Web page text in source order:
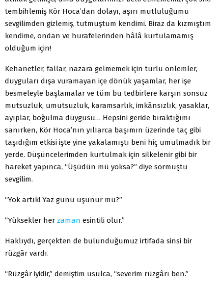
tembihlemiş Kör Hoca’dan dolayı, aşırı mutluluğumu
sevgilimden gizlemiş, tutmuştum kendimi. Biraz da kızmıştım
kendime, ondan ve hurafelerinden hâlâ kurtulamamış
olduğum için!
Kehanetler, fallar, nazara gelmemek için türlü önlemler,
duyguları dışa vuramayan içe dönük yaşamlar, her işe
besmeleyle başlamalar ve tüm bu tedbirlere karşın sonsuz
mutsuzluk, umutsuzluk, karamsarlık, imkânsızlık, yasaklar,
ayıplar, boğulma duygusu… Hepsini geride bıraktığımı
sanırken, Kör Hoca’nın yılIarca başımın üzerinde taç gibi
taşıdığım etkisi işte yine yakalamıştı beni hiç umulmadık bir
yerde. Düşüncelerimden kurtulmak için silkelenir gibi bir
hareket yapınca, “Üşüdün mü yoksa?” diye sormuştu
sevgilim.
“Yok artık! Yaz günü üşünür mü?”
“Yüksekler her zaman esintili olur.”
Haklıydı, gerçekten de bulunduğumuz irtifada sinsi bir
rüzgâr vardı.
“Rüzgâr iyidir,” demiştim usulca, “severim rüzgârı ben.”